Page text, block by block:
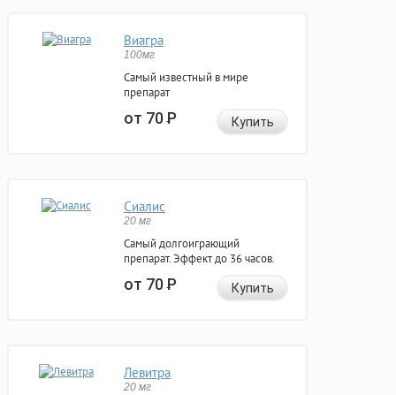
Виагра
100мг
Самый известный в мире
препарат
от 70Р Купить
Сиалис
20 мг
Самый долгоиграющий
препарат. Эффект до 36 часов.
от 70Р Купить
Левитра
20 мг